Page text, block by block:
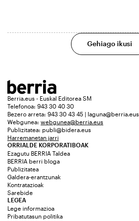
Gehiago ikusi
Berria.eus - Euskal Editorea SM
Telefonoa: 943 30 40 30
Bezero arreta: 943 30 43 45 | laguna@berria.eus
Webgunea: webgunea@berria.eus
Publizitatea: publi@bidera.eus
Harremanetan jarri
ORRIALDE KORPORATIBOAK
Ezagutu BERRIA Taldea
BERRIA berri bloga
Publizitatea
Galdera-erantzunak
Kontratazioak
Sarebide
LEGEA
Lege informazioa
Pribatutasun politika